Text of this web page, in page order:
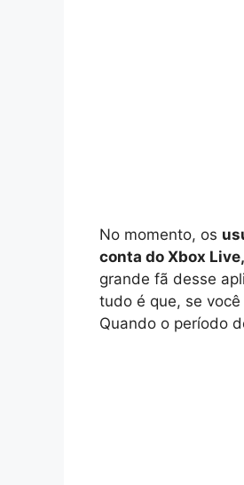
No momento, os
conta do Xbox Live,
grande fã desse
tudo é que, se
Quando o período